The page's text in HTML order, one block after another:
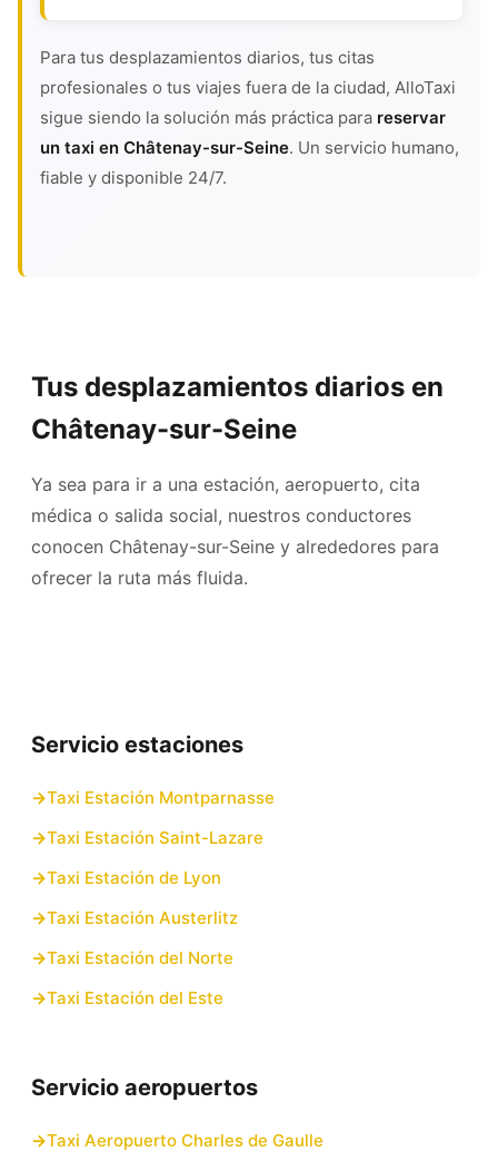
Para tus desplazamientos diarios, tus citas
profesionales o tus viajes fuera de la ciudad, AlloTaxi
sigue siendo la solución más práctica para reservar
un taxi en Châtenay-sur-Seine. Un servicio humano,
fiable y disponible 24/7.
Tus desplazamientos diarios en
Châtenay-sur-Seine
Ya sea para ir a una estación, aeropuerto, cita
médica o salida social, nuestros conductores
conocen Châtenay-sur-Seine y alrededores para
ofrecer la ruta más fluida.
Servicio estaciones
Taxi Estación Montparnasse
Taxi Estación Saint-Lazare
Taxi Estación de Lyon
Taxi Estación Austerlitz
Taxi Estación del Norte
Taxi Estación del Este
Servicio aeropuertos
Taxi Aeropuerto Charles de Gaulle